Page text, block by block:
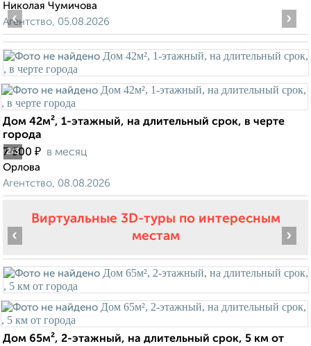
Николая Чумичова
Агентство, 05.08.2026
2/3
‹ ›
Дом 42м², 1-этажный, на длительный срок, в черте
города
7 500 ₽ в месяц
Орлова
Агентство, 08.08.2026
Виртуальные 3D-туры по интересным
местам
‹ ›
Дом 65м², 2-этажный, на длительный срок, 5 км от